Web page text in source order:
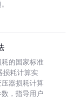
的国家标准
损耗计算实
器损耗计算
数，指导用户